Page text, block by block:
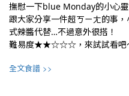
撫慰一下blue Monday的小心靈
跟大家分享一件超ㄎㄧㄤ的事
式辣醬代替…不過意外很搭！
難易度★★☆☆☆，來試試看吧
全文食譜 >>